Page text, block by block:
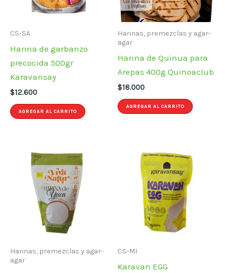
CS-SA
Harina de garbanzo
precocida 500gr
Karavansay
$12.600
AGREGAR AL CARRITO
Harinas, premezclas y agar-
agar
Harina de Quinua para
Arepas 400g Quinoaclub
$18.000
AGREGAR AL CARRITO
Harinas, premezclas y agar-
agar
CS-MI
Karavan EGG